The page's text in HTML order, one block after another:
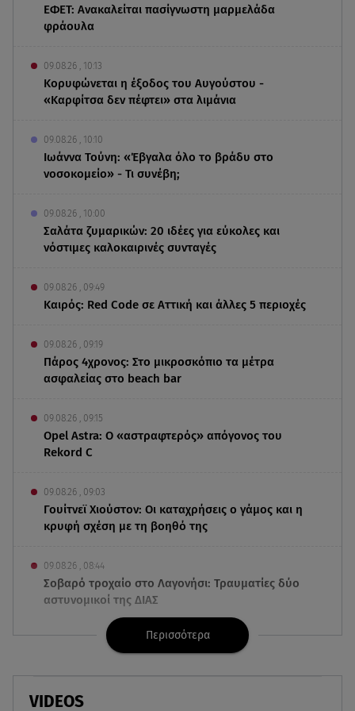
ΕΦΕΤ: Ανακαλείται πασίγνωστη μαρμελάδα
φράουλα
09.08.26 , 10:13
Κορυφώνεται η έξοδος του Αυγούστου -
«Καρφίτσα δεν πέφτει» στα λιμάνια
09.08.26 , 10:10
Ιωάννα Τούνη: «Έβγαλα όλο το βράδυ στο
νοσοκομείο» - Τι συνέβη;
09.08.26 , 10:00
Σαλάτα ζυμαρικών: 20 ιδέες για εύκολες και
νόστιμες καλοκαιρινές συνταγές
09.08.26 , 09:49
Καιρός: Red Code σε Αττική και άλλες 5 περιοχές
09.08.26 , 09:19
Πάρος 4χρονος: Στο μικροσκόπιο τα μέτρα
ασφαλείας στο beach bar
09.08.26 , 09:15
Opel Astra: Ο «αστραφτερός» απόγονος του
Rekord C
09.08.26 , 09:03
Γουίτνεϊ Χιούστον: Οι καταχρήσεις ο γάμος και η
κρυφή σχέση με τη βοηθό της
09.08.26 , 08:44
Σοβαρό τροχαίο στο Λαγονήσι: Τραυματίες δύο
αστυνομικοί της ΔΙΑΣ
09.08.26 , 03:00
Εορτολόγιο: Ποιοι γιορτάζουν στις 9 Αυγούστου
08.08.26 , 23:55
Περισσότερα
VIDEOS